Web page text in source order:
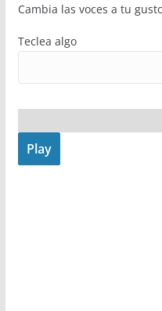
Cambia las voces a tu
Teclea algo
Play